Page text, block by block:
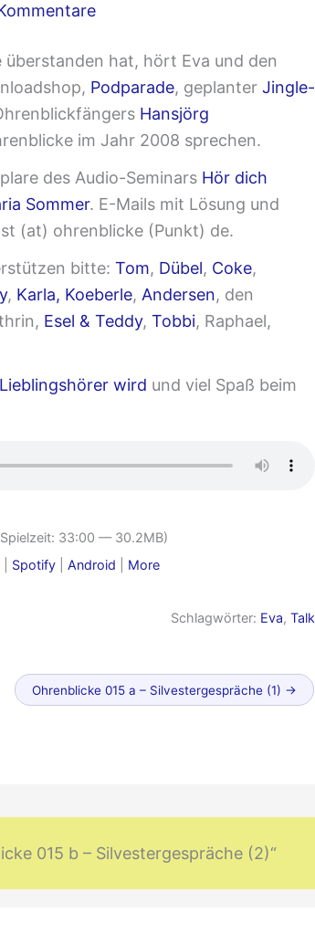
hat, hört Eva und den
Podparade, geplanter Jingle-
Hansjörg
im Jahr 2008 sprechen.
des Audio-Seminars Hör dich
Sommer. E-Mails mit Lösung und
(at) ohrenblicke (Punkt) de.
bitte: Tom, Dübel, Coke,
, Karla, Koeberle, Andersen, den
Esel & Teddy, Tobbi, Raphael,
wird und viel Spaß beim
33:00 — 30.2MB)
Spotify Android More
Schlagwörter: Eva,Talk
Älterer
Beitrag
Ohrenblicke 015 a – Silvestergespräche (1) →
015 b – Silvestergespräche (2)“